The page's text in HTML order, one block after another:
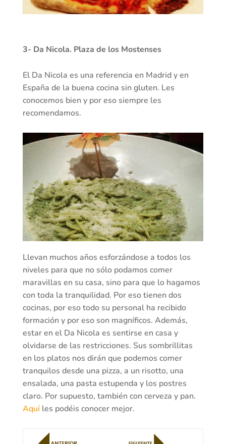
3- Da Nicola. Plaza de los Mostenses
El Da Nicola es una referencia en Madrid y en
España de la buena cocina sin gluten. Les
conocemos bien y por eso siempre les
recomendamos.
Llevan muchos años esforzándose a todos los
niveles para que no sólo podamos comer
maravillas en su casa, sino para que lo hagamos
con toda la tranquilidad. Por eso tienen dos
cocinas, por eso todo su personal ha recibido
formación y por eso son magníficos. Además,
estar en el Da Nicola es sentirse en casa y
olvidarse de las restricciones. Sus sombrillitas
en los platos nos dirán que podemos comer
tranquilos desde una pizza, a un risotto, una
ensalada, una pasta estupenda y los postres
claro. Por supuesto, también con cerveza y pan.
Aquí les podéis conocer mejor.